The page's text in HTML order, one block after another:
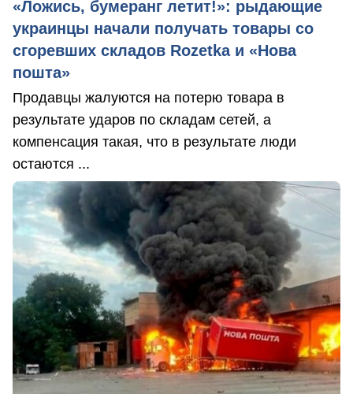
«Ложись, бумеранг летит!»: рыдающие
украинцы начали получать товары со
сгоревших складов Rozetka и «Нова
пошта»
Продавцы жалуются на потерю товара в
результате ударов по складам сетей, а
компенсация такая, что в результате люди
остаются ...